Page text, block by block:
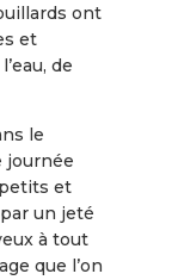
ont
et
de
le
journée
petits et
un jeté
à tout
que l’on